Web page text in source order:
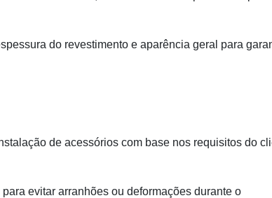
do revestimento e aparência geral para
de acessórios com base nos requisitos do
evitar arranhões ou deformações durante o